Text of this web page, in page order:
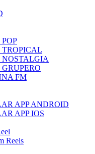
TROPICAL
NOSTALGIA
FM
APP ANDROID
APP IOS
Reels